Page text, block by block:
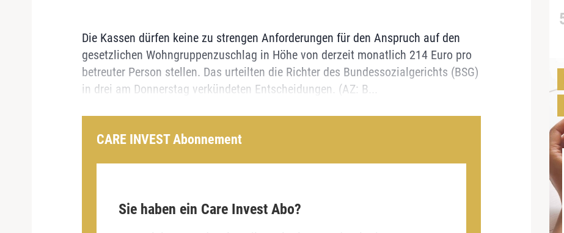
Die Kassen dürfen keine zu strengen Anforderungen für den Anspruch auf den
gesetzlichen Wohngruppenzuschlag in Höhe von derzeit monatlich 214 Euro pro
betreuter Person stellen. Das urteilten die Richter des Bundessozialgerichts (BSG)
in drei am Donnerstag verkündeten Entscheidungen. (AZ: B...
CARE INVEST Abonnement
Sie haben ein Care Invest Abo?